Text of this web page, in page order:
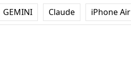
GEMINI Claude iPhone Air